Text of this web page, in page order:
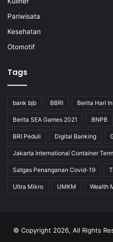
Pariwisata
Kesehatan
Otomotif
Tags
bank bjb BBRI Berita Hari Ini
Berita SEA Games 2021 BNPB
BRI Peduli Digital Banking
Jakarta International Container
Satgas Penanganan Covid-19
Ultra Mikro UMKM Wealth
© Copyright 2026, All Rights